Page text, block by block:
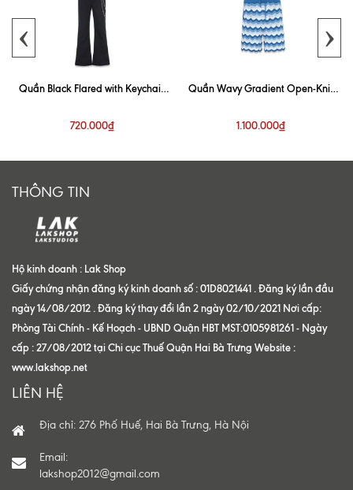
Quần Black Flared with Keychain
720.000₫
Quần Wavy Gradient Open-Knit
1.100.000₫
‹ ›
THÔNG TIN
Hộ kinh doanh : Lak Shop
Giấy chứng nhận đăng ký kinh doanh số : 01D8021441 . Đăng ký lần đầu
ngày 14/08/2012 . Đăng ký thay đổi lần 2 ngày 02/10/2021 Nơi cấp:
Phòng Tài Chính - Kế Hoạch - UBND Quận HBT MST:0105981261 - Ngày
cấp : 27/08/2012 tại Chi cục Thuế Quận Hai Bà Trưng Website :
www.lakshop.net
LIÊN HỆ
Địa chỉ: 276 Phố Huế, Hai Bà Trưng, Hà Nội
Email:
lakshop2012@gmail.com